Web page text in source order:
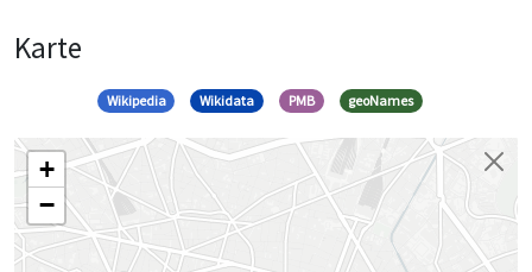
Karte
Wikipedia Wikidata PMB geoNames
+
−